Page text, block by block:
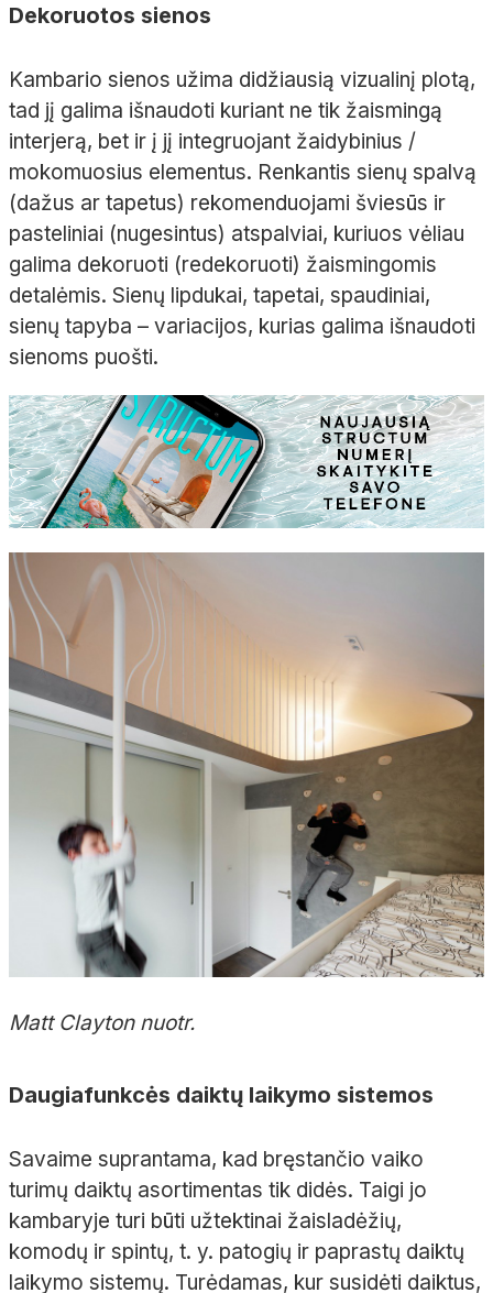
Dekoruotos sienos
Kambario sienos užima didžiausią vizualinį plotą,
tad jį galima išnaudoti kuriant ne tik žaismingą
interjerą, bet ir į jį integruojant žaidybinius /
mokomuosius elementus. Renkantis sienų spalvą
(dažus ar tapetus) rekomenduojami šviesūs ir
pasteliniai (nugesintus) atspalviai, kuriuos vėliau
galima dekoruoti (redekoruoti) žaismingomis
detalėmis. Sienų lipdukai, tapetai, spaudiniai,
sienų tapyba – variacijos, kurias galima išnaudoti
sienoms puošti.
Matt Clayton nuotr.
Daugiafunkcės daiktų laikymo sistemos
Savaime suprantama, kad bręstančio vaiko
turimų daiktų asortimentas tik didės. Taigi jo
kambaryje turi būti užtektinai žaisladėžių,
komodų ir spintų, t. y. patogių ir paprastų daiktų
laikymo sistemų. Turėdamas, kur susidėti daiktus,